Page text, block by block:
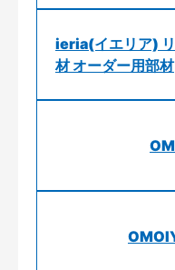
ieria(イエリア)
材 オーダー用部材